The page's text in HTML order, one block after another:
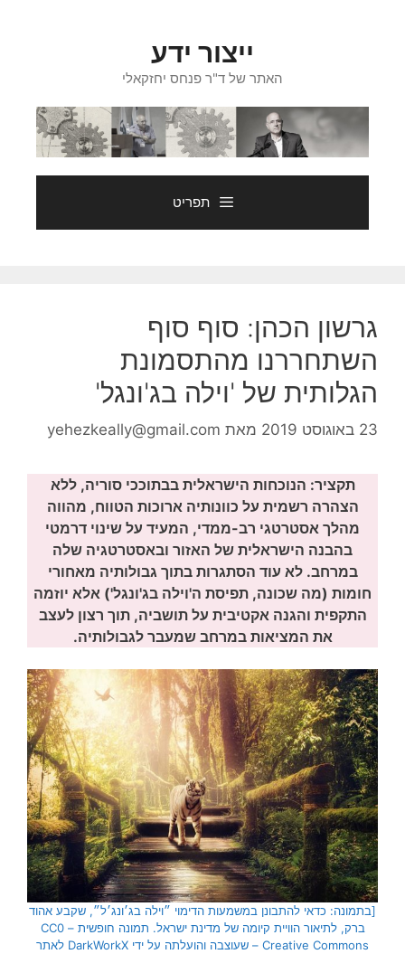
ייצור ידע
האתר של ד"ר פנחס יחזקאלי
תפריט
גרשון הכהן: סוף סוף
השתחררנו מהתסמונת
הגלותית של 'וילה בג'ונגל'
23 באוגוסט 2019 מאת yehezkeally@gmail.com
תקציר: הנוכחות הישראלית בבתוככי סוריה, ללא
הצהרה רשמית על כוונותיה ארוכות הטווח, מהווה
מהלך אסטרטגי רב-ממדי, המעיד על שינוי דרמטי
בהבנה הישראלית של האזור ובאסטרטגיה שלה
במרחב. לא עוד הסתגרות בתוך גבולותיה מאחורי
חומות (מה שכונה, תפיסת ה'וילה בג'ונגל') אלא יוזמה
התקפית והגנה אקטיבית על תושביה, תוך רצון לעצב
את המציאות במרחב שמעבר לגבולותיה.
[בתמונה: כדאי להתבונן במשמעות הדימוי ״וילה בג׳ונג׳ל״, שקבע אהוד
ברק, לתיאור הוויית קיומה של מדינת ישראל. תמונה חופשית – CC0
Creative Commons – שעוצבה והועלתה על ידי DarkWorkX לאתר